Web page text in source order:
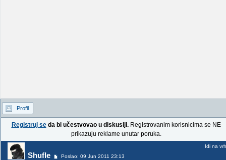
Profil
Registruj seda bi učestvovao u diskusiji.Registrovanim korisnicima se NE
prikazuju reklame unutar poruka.
Shufle Poslao: 09 Jun 2011 23:13
Idi na vrh